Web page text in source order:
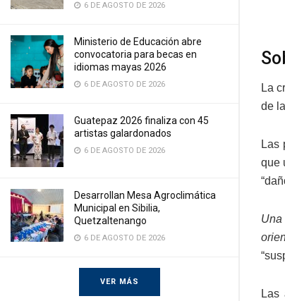
6 DE AGOSTO DE 2026
Ministerio de Educación abre
convocatoria para becas en
idiomas mayas 2026
6 DE AGOSTO DE 2026
Guatepaz 2026 finaliza con 45
artistas galardonados
6 DE AGOSTO DE 2026
Desarrollan Mesa Agroclimática
Municipal en Sibilia,
Quetzaltenango
6 DE AGOSTO DE 2026
VER MÁS
La
de
Las
que
Las